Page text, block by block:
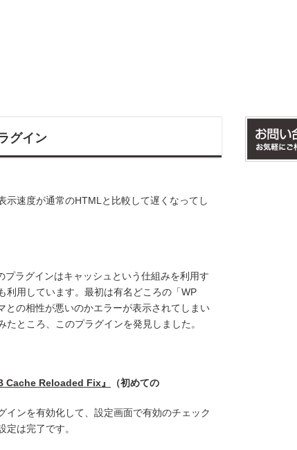
グイン
速度が通常のHTMLと比較して遅くなってし
プラグインはキャッシュという仕組みを利用す
利用しています。最初は有名どころの「WP
の相性が悪いのかエラーが表示されてしまい
ところ、このプラグインを発見しました。
Cache Reloaded Fix』
（初めての
ンを有効化して、設定画面で有効のチェック
は完了です。